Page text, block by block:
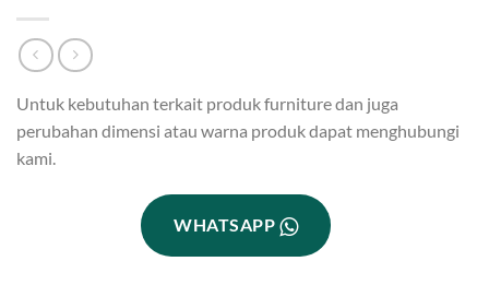
Untuk kebutuhan terkait produk furniture dan juga
perubahan dimensi atau warna produk dapat menghubungi
kami.
WHATSAPP